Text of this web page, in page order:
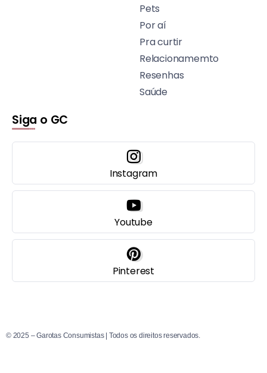
Pets
Por aí
Pra curtir
Relacionamemto
Resenhas
Saúde
Siga o GC
Instagram
Youtube
Pinterest
© 2025 – Garotas Consumistas | Todos os direitos reservados.